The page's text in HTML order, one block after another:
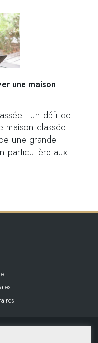
une maison
: un défi de
maison classée
une grande
particulière aux…